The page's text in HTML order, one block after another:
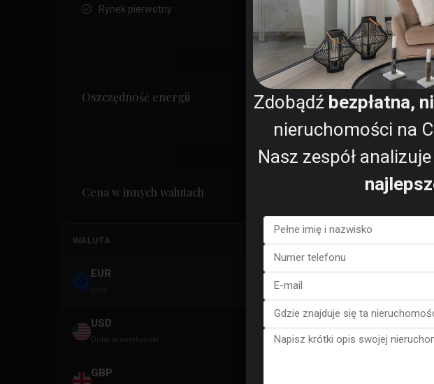
Rynek pierwotny
Oszczędność energii
Cena w innych walutach
WALUTA
EUR
Euro
USD
Dolar amerykański
GBP
Zdobądź bezpłatna,
nieruchomości na
Nasz zespół